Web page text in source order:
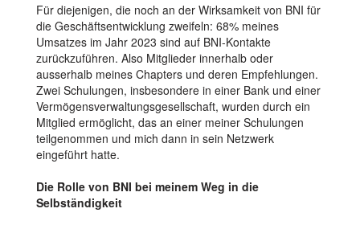
Für diejenigen, die noch an der Wirksamkeit von BNI für
die Geschäftsentwicklung zweifeln: 68% meines
Umsatzes im Jahr 2023 sind auf BNI-Kontakte
zurückzuführen. Also Mitglieder innerhalb oder
ausserhalb meines Chapters und deren Empfehlungen.
Zwei Schulungen, insbesondere in einer Bank und einer
Vermögensverwaltungsgesellschaft, wurden durch ein
Mitglied ermöglicht, das an einer meiner Schulungen
teilgenommen und mich dann in sein Netzwerk
eingeführt hatte.
Die Rolle von BNI bei meinem Weg in die
Selbständigkeit